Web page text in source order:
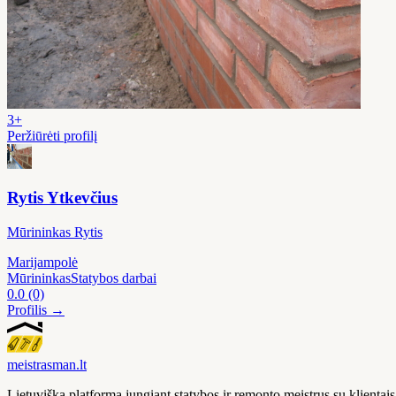
3+
Peržiūrėti profilį
Rytis Ytkevčius
Mūrininkas Rytis
Marijampolė
MūrininkasStatybos darbai
0.0 (0)
Profilis →
meistrasman.lt